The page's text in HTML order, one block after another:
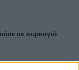
σε πυρκαγιά